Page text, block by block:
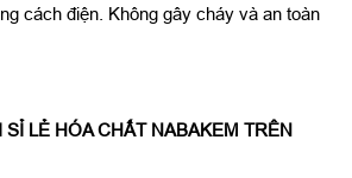
cách điện. Không gây cháy và an toàn
LẺ HÓA CHẤT NABAKEM TRÊN